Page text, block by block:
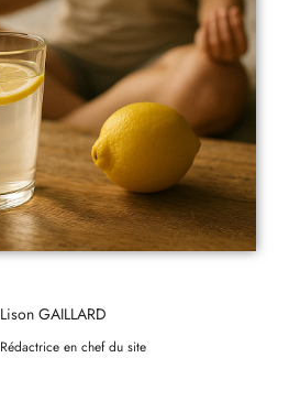
Lison GAILLARD
Rédactrice en chef du site